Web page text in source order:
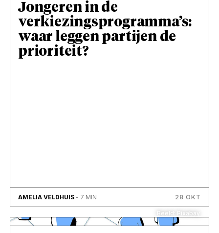
Jongeren in de
verkiezingsprogramma’s:
waar leggen partijen de
prioriteit?
AMELIA VELDHUIS - 7 MIN 28 OKT
Beeld: Pixabay